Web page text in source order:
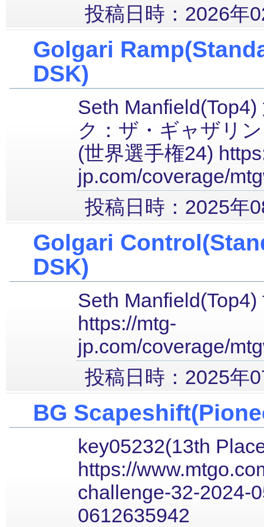
投稿日時：2026年
Golgari
DSK)
Seth
ク：ザ・ギャザリ
(世界選手権24)
jp.com/coverage/
投稿日時：2025年
Golgari
DSK)
Seth
https://mtg-
jp.com/coverage/
投稿日時：2025年
BG
key05232(13th
https://
challenge-32-2024-
0612635942